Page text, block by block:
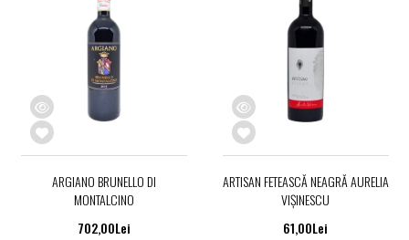
ARGIANO BRUNELLO DI
MONTALCINO
702,00Lei
ARTISAN FETEASCĂ NEAGRĂ AURELIA
VIŞINESCU
61,00Lei